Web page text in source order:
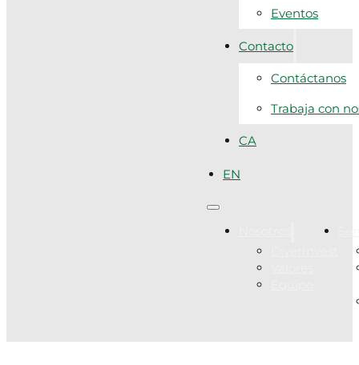
Eventos
Contacto
Contáctanos
Trabaja con
CA
EN